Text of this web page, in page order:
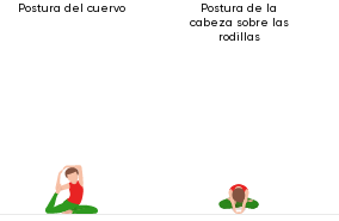
Postura del cuervo
Postura de la
cabeza sobre las
rodillas